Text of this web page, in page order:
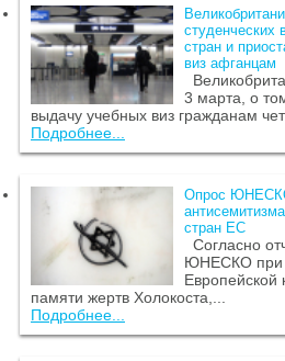
студенческих
стран и
виз афганцам
3 марта, о
выдачу учебных виз гражданам
Подробнее...
Опрос
стран ЕС
Согласно
ЮНЕСКО при
Европейской
памяти жертв Холокоста,...
Подробнее...